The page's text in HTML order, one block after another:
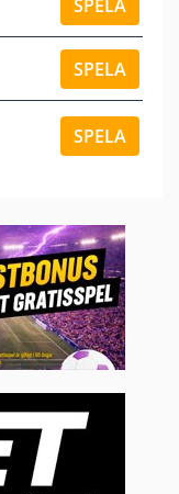
SPELA
SPELA
SPELA